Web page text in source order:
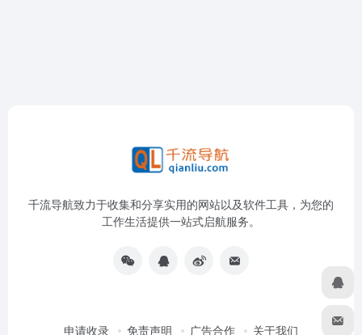
千流导航致力于收集和分享实用的网站以及软件工具，为您的
工作生活提供一站式启航服务。
申请收录 免责声明 广告合作 关于我们